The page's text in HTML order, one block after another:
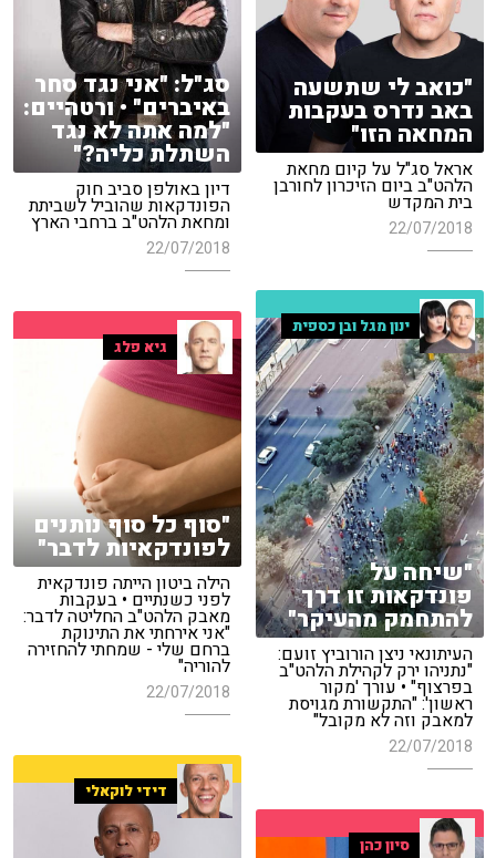
סג"ל: "אני נגד סחר
באיברים" • ורטהיים:
"למה אתה לא נגד
השתלת כליה?"
דיון באולפן סביב חוק
הפונדקאות שהוביל לשביתת
ומחאת הלהט"ב ברחבי הארץ
22/07/2018
"כואב לי שתשעה
באב נדרס בעקבות
המחאה הזו"
אראל סג"ל על קיום מחאת
הלהט"ב ביום הזיכרון לחורבן
בית המקדש
22/07/2018
ינון מגל ובן כספית
"שיחה על
פונדקאות זו דרך
להתחמק מהעיקר"
העיתונאי ניצן הורוביץ זועם:
"נתניהו ירק לקהילת הלהט"ב
בפרצוף" • עורך 'מקור
ראשון': "התקשורת מגויסת
למאבק וזה לא מקובל"
22/07/2018
גיא פלג
"סוף כל סוף נותנים
לפונדקאיות לדבר"
הילה ביטון הייתה פונדקאית
לפני כשנתיים • בעקבות
מאבק הלהט"ב החליטה לדבר:
"אני אירחתי את התינוקת
ברחם שלי - שמחתי להחזירה
להוריה"
22/07/2018
דידי לוקאלי
סיון כהן